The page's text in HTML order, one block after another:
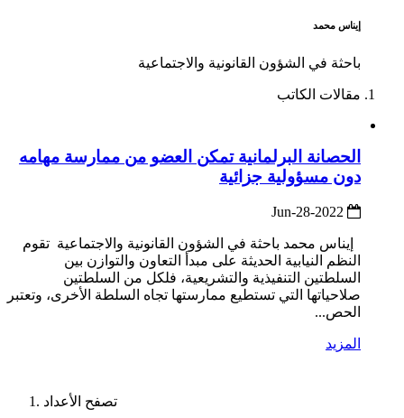
إيناس محمد
باحثة في الشؤون القانونية والاجتماعية
مقالات الكاتب
الحصانة البرلمانية تمكن العضو من ممارسة مهامه
دون مسؤولية جزائية
إيناس محمد باحثة في الشؤون القانونية والاجتماعية تقوم
النظم النيابية الحديثة على مبدأ التعاون والتوازن بين
السلطتين التنفيذية والتشريعية، فلكل من السلطتين
صلاحياتها التي تستطيع ممارستها تجاه السلطة الأخرى، وتعتبر
الحص...
المزيد
تصفح الأعداد